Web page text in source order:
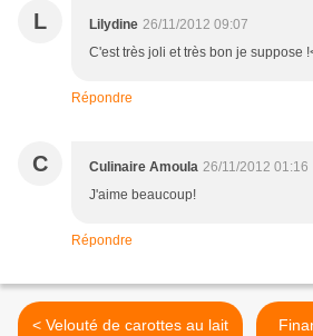
L Lilydine 26/11/2012 09:07
C'est très joli et très bon je suppose
Répondre
C Culinaire Amoula 26/11/2012 01:16
J'aime beaucoup!
Répondre
< Velouté de carottes au lait